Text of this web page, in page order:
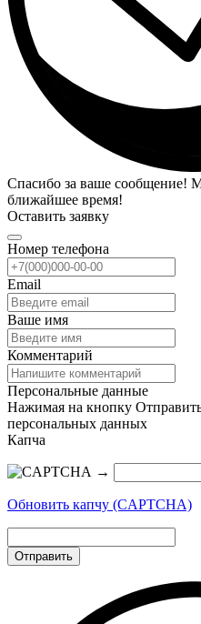
Спасибо за ваше сообщение!
ближайшее время!
Оставить заявку
Номер телефона
Email
Ваше имя
Комментарий
Персональные данные
Нажимая на кнопку
персональных данных
Капча
→
Обновить капчу (CAPTCHA)
Отправить